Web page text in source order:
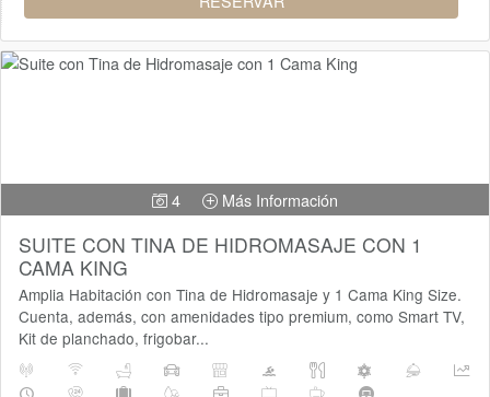
4 Más Información
SUITE CON TINA DE HIDROMASAJE CON 1
CAMA KING
Amplia Habitación con Tina de Hidromasaje y 1 Cama King Size.
Cuenta, además, con amenidades tipo premium, como Smart TV,
Kit de planchado, frigobar...